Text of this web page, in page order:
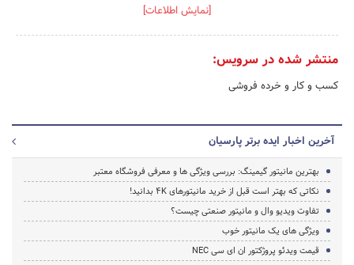
[نمایش اطلاعات]
منتشر شده در سرویس:
کسب و کار و خرده فروشی
آخرین اخبار ایده برتر پارسیان
بهترین مانیتور گیمینگ: بررسی ویژگی ها و معرفی فروشگاه معتبر
نکاتی که بهتر است قبل از خرید مانیتورهای 4K بدانید!
تفاوت ویدیو وال و مانیتور صنعتی چیست؟
ویژگی های یک مانیتور خوب
قیمت ویدئو پروژکتور ان ای سی NEC